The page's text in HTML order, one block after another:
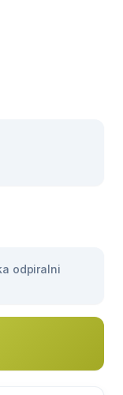
odpiralni